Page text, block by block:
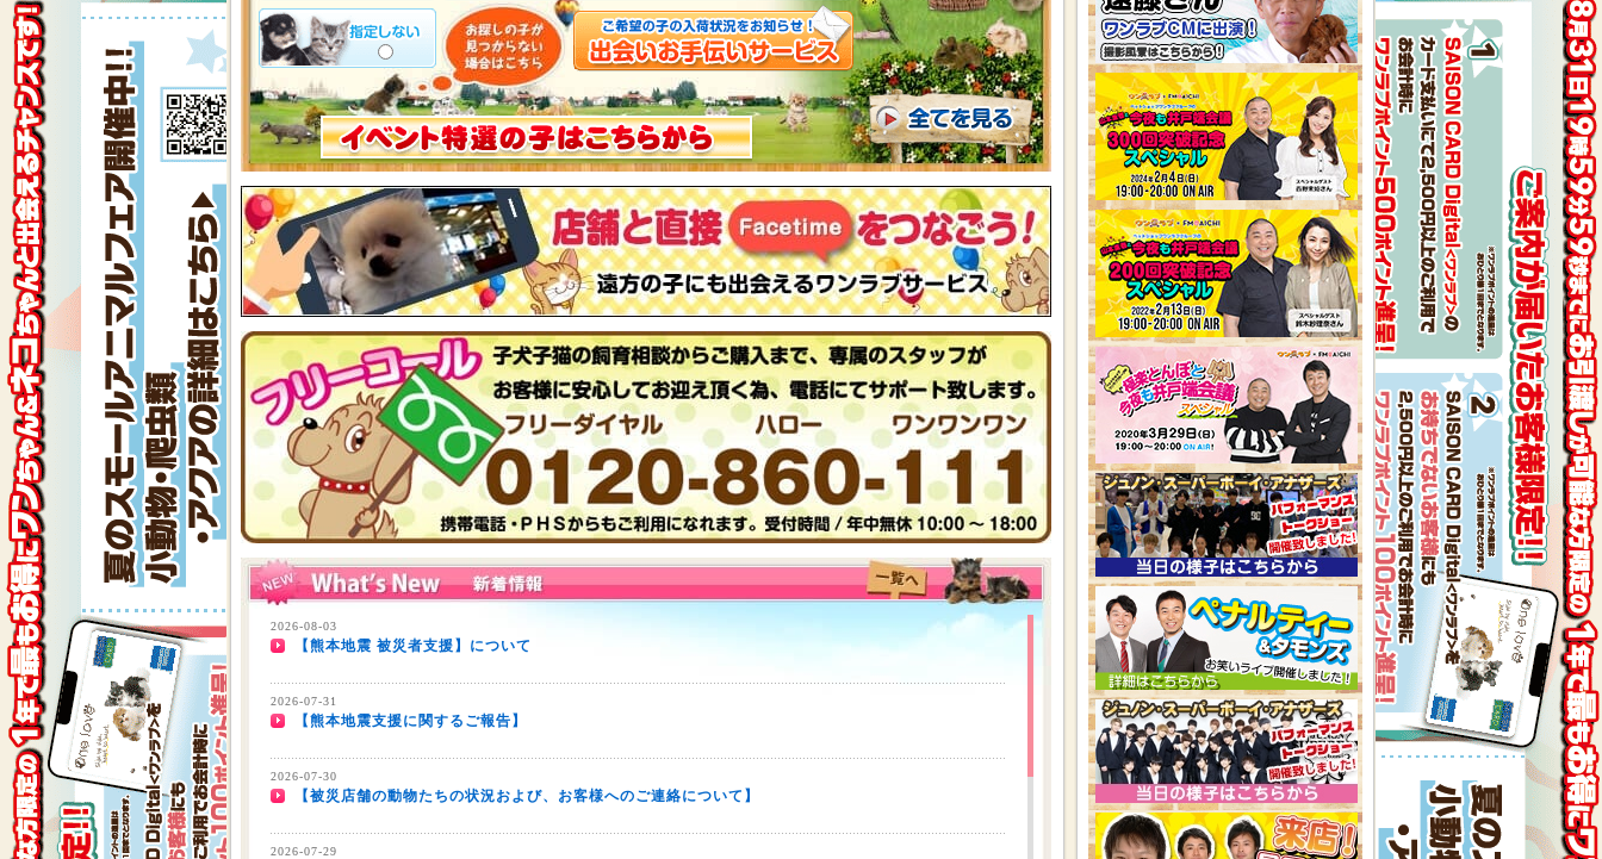
2026-08-03
【熊本地震 被災者支援】について
2026-07-31
【熊本地震支援に関するご報告】
2026-07-30
【被災店舗の動物たちの状況および、お客様へのご連絡について】
2026-07-29